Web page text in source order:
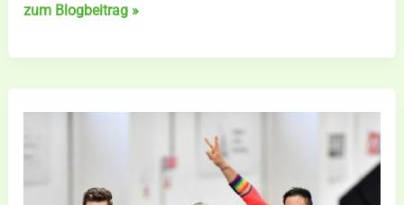
Ledergürtel
zum Blogbeitrag »